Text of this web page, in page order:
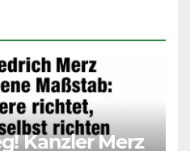
Kanzler Merz